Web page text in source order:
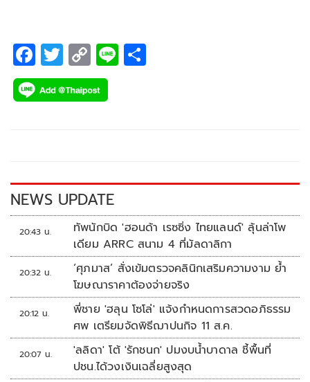
F
ac
e
k
T
wi
tt
C
o
p
k
Li
NEWS UPDATE
20:43 น.
ทัพนักบิด 'ฮอนด้า เรซซิ่ง ไทยแลนด์' ลุ้นล่าโพ
เดียม ARRC สนาม 4 ที่มัลดาลิกา
20:32 น.
‘ศุภมาส’ สั่งเข้มตรวจคลินิกเสริมความงาม ย้ำ
โฆษณาราคาต้องจ่ายจริง
20:12 น.
พี่ชาย 'ฮลุน โซโล่' แจ้งกำหนดการสวดอภิธรรม
ศพ เตรียมจัดพิธีฌาปนกิจ 11 ส.ค.
20:07 น.
'ลลิดา' โต้ 'รักชนก' ปมงบน้ำบาดาล ชี้พื้นที่
ปชน.ได้วงเงินเฉลี่ยสูงสุด